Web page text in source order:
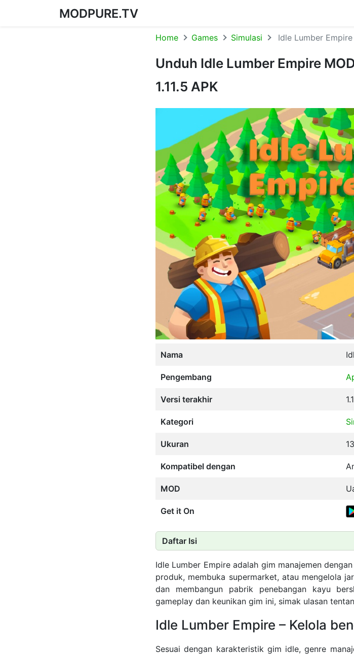
MODPURE.TV
Home Games Simulasi Idle Lumber Empire
Unduh Idle Lumber Empire
1.11.5 APK
Nama
Pengembang
Versi terakhir
Kategori
Ukuran
Kompatibel dengan
MOD
Get it On
Daftar Isi
Idle Lumber Empire adalah gim manajemen
produk, membuka supermarket, atau mengelola
dan membangun pabrik penebangan kayu
gameplay dan keunikan gim ini, simak ulasan
Idle Lumber Empire – Kelola
Sesuai dengan karakteristik gim idle, genre